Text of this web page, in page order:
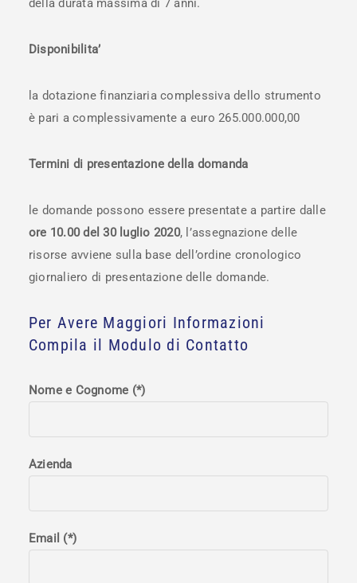
della durata massima di 7 anni.
Disponibilita’
la dotazione finanziaria complessiva dello strumento
è pari a complessivamente a euro 265.000.000,00
Termini di presentazione della domanda
le domande possono essere presentate a partire dalle
ore 10.00 del 30 luglio 2020, l’assegnazione delle
risorse avviene sulla base dell’ordine cronologico
giornaliero di presentazione delle domande.
Per Avere Maggiori Informazioni
Compila il Modulo di Contatto
Nome e Cognome (*)
Azienda
Email (*)